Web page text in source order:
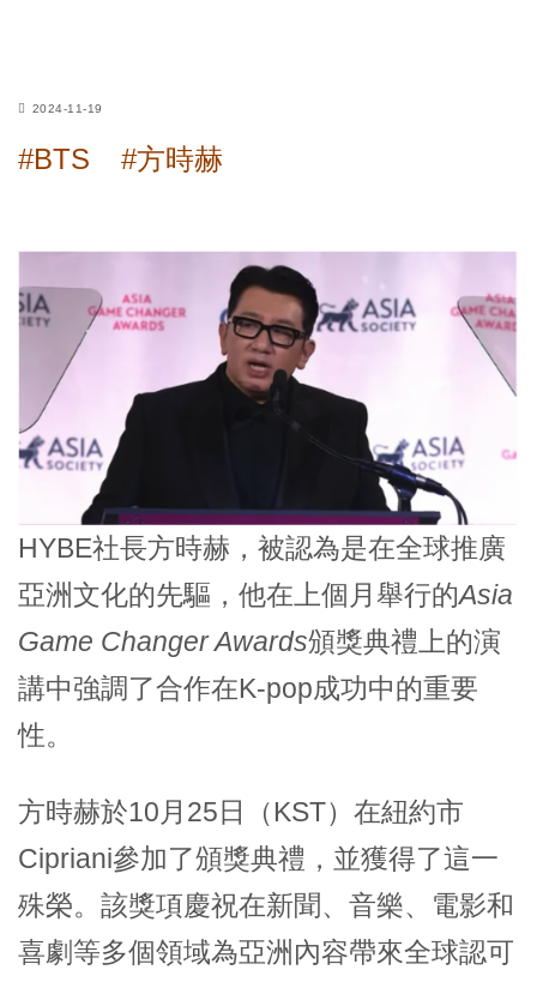
2024-11-19
#BTS #方時赫
HYBE社長方時赫，被認為是在全球推廣
亞洲文化的先驅，他在上個月舉行的Asia
Game Changer Awards頒獎典禮上的演
講中強調了合作在K-pop成功中的重要
性。
方時赫於10月25日（KST）在紐約市
Cipriani參加了頒獎典禮，並獲得了這一
殊榮。該獎項慶祝在新聞、音樂、電影和
喜劇等多個領域為亞洲內容帶來全球認可